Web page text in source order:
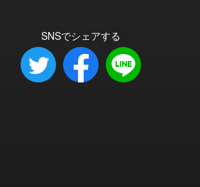
SNSでシェアする